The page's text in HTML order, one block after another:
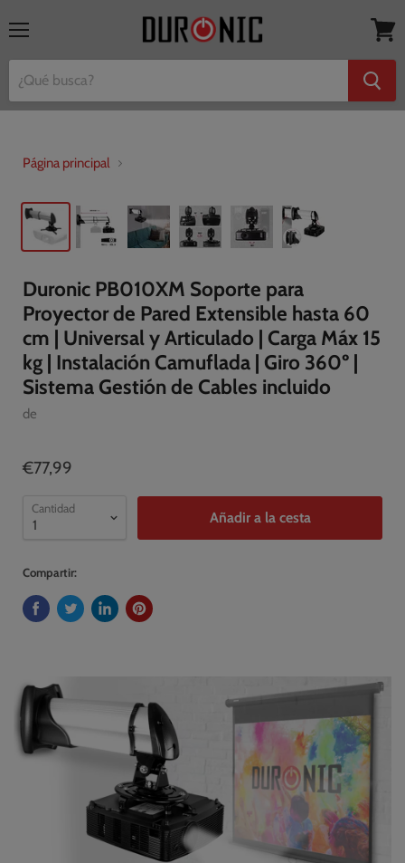
mi
cesta
Página principal
Duronic PB010XM Soporte para
Proyector de Pared Extensible hasta 60
cm | Universal y Articulado | Carga Máx 15
kg | Instalación Camuflada | Giro 360º |
Sistema Gestión de Cables incluido
de
€77,99
Cantidad
Añadir a la cesta
Compartir: